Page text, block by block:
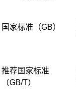
国家标准（GB）
推荐国家标准
（GB/T）